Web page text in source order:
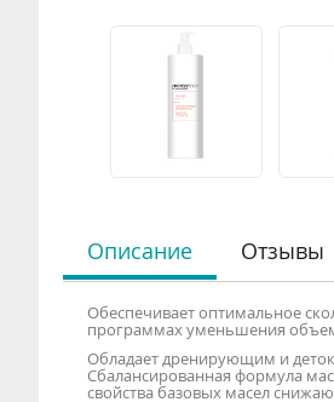
Описание
Обеспечивает оптимальное
программах уменьшения
Обладает дренирующим и
Сбалансированная формула
свойства базовых масел
Отзывы